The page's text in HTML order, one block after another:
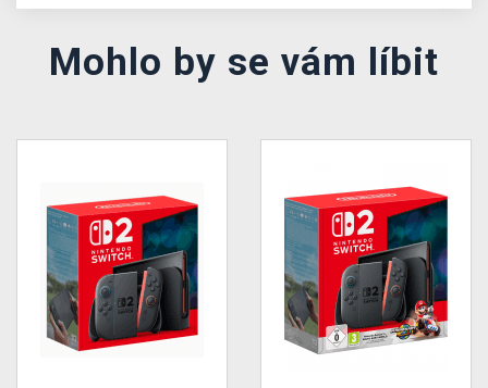
Mohlo by se vám líbit